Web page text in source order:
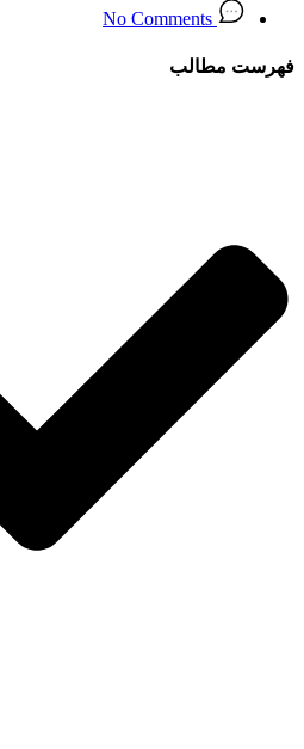
No Comments
فهرست مطالب